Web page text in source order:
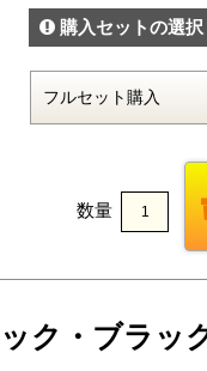
購入セットの選択
数量
ク・ブラッ